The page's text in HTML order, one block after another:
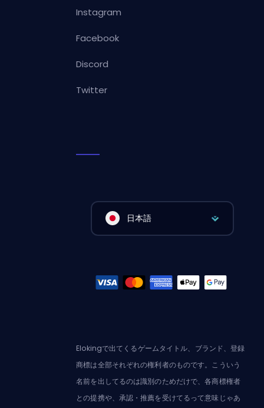
Instagram
Facebook
Discord
Twitter
日本語
Elokingで出てくるゲームタイトル、ブランド、登録
商標は全部それぞれの権利者のものです。こういう
名前を出してるのは識別のためだけで、各商標権者
との提携や、承認・推薦を受けてるって意味じゃあ